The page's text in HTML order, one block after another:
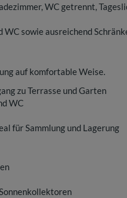
WC getrennt,
sowie ausreichend
auf komfortable Weise.
zu Terrasse und Garten
WC
für Sammlung und Lagerung